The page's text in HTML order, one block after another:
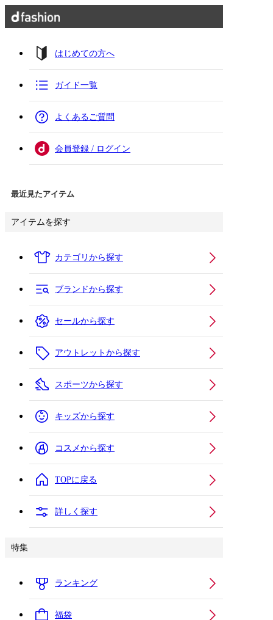
はじめての方へ
ガイド一覧
よくあるご質問
会員登録 / ログイン
最近見たアイテム
アイテムを探す
カテゴリから探す
ブランドから探す
セールから探す
アウトレットから探す
スポーツから探す
キッズから探す
コスメから探す
TOPに戻る
詳しく探す
特集
ランキング
福袋